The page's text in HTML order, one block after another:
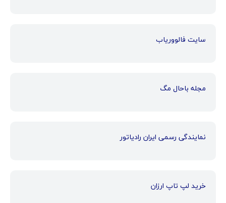
سایت فالووریاب
مجله باحال مگ
نمایندگی رسمی ایران رادیاتور
خرید لپ تاپ ارزان